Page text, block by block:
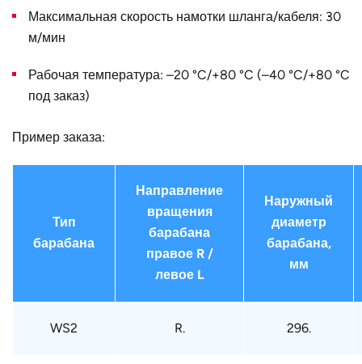
Страна
Максимальная скорость намотки шланга/кабеля: 30
м/мин
Рабочая температура: –20 °C/+80 °C (–40 °C/+80 °C
под заказ)
Пример заказа:
Тип
барабана
Направление
вращения
барабана
правое R /
левое L
Наружный
диаметр
барабана,
мм
WS2 R. 296.